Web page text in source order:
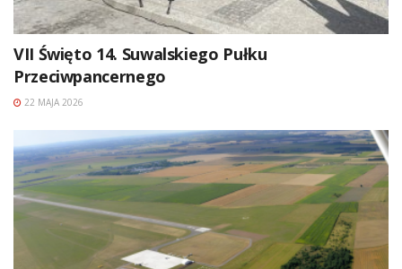
VII Święto 14. Suwalskiego Pułku
Przeciwpancernego
22 MAJA 2026